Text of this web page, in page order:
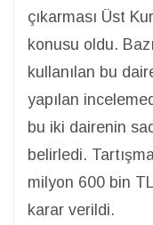
çıkarması Üst
konusu oldu.
kullanılan bu
yapılan
bu iki dairenin
belirledi.
milyon 600 bin
karar verildi.